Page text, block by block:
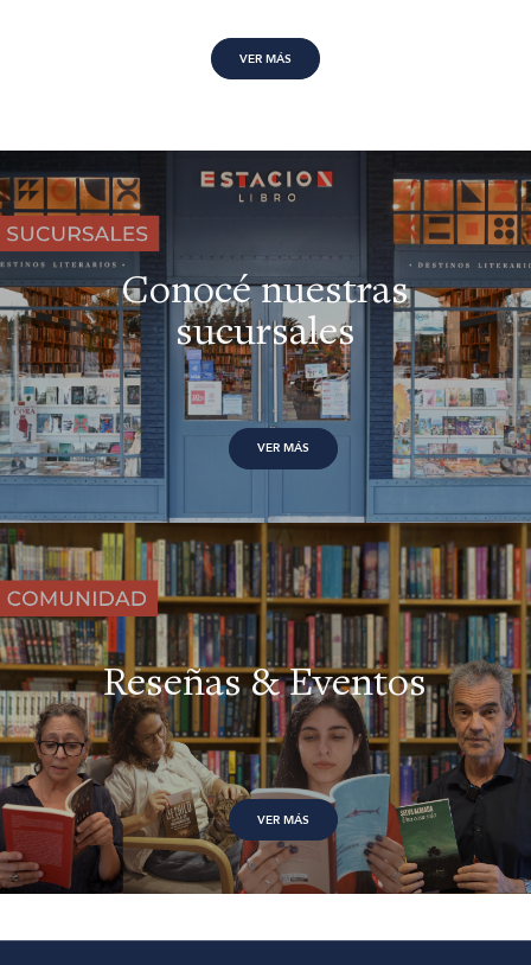
VER MÁS
Conocé nuestras
sucursales
VER MÁS
Reseñas & Eventos
VER MÁS